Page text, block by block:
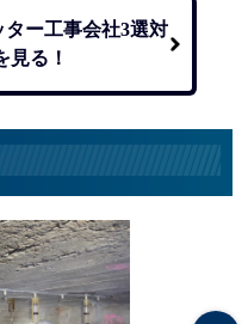
ター工事会社3選対
見る！